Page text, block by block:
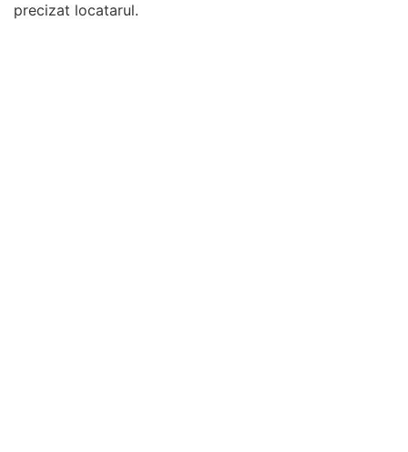
precizat locatarul.